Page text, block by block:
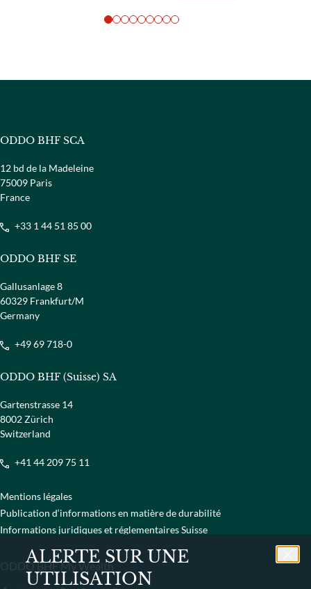
ALERTE SUR UNE
UTILISATION
ODDO BHF SCA
12 bd de la Madeleine
75009 Paris
France
+33 1 44 51 85 00
ODDO BHF SE
Gallusanlage 8
60329 Frankfurt/M
Germany
+49 69 718-0
ODDO BHF (Suisse) SA
Gartenstrasse 14
8002 Zürich
Switzerland
+41 44 209 75 11
Mentions légales
Publication d‘informations en matière de durabilité
Informations juridiques et réglementaires Suisse
ODDO BHF My Wealth